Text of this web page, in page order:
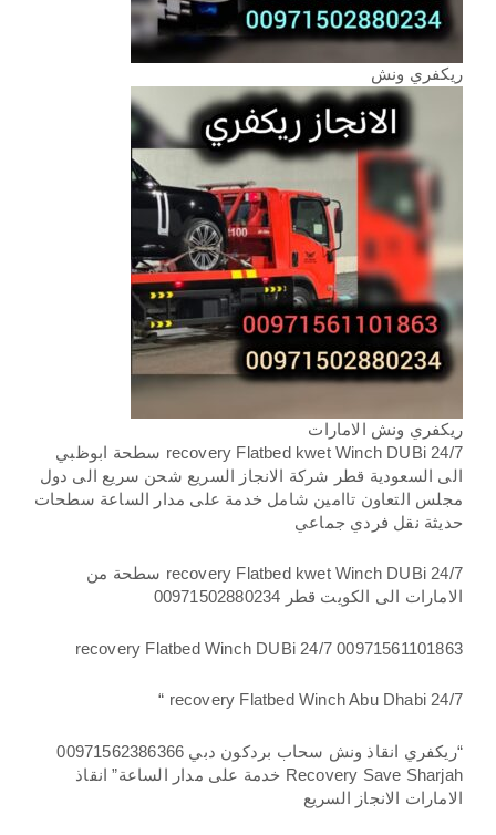
ريكفري ونش
ريكفري ونش الامارات
recovery Flatbed kwet Winch DUBi 24/7 سطحة ابوظبي
الى السعودية قطر شركة الانجاز السريع شحن سريع الى دول
مجلس التعاون تاامين شامل خدمة على مدار الساعة سطحات
حديثة نقل فردي جماعي
recovery Flatbed kwet Winch DUBi 24/7 سطحة من
الامارات الى الكويت قطر 00971502880234
recovery Flatbed Winch DUBi 24/7 00971561101863
recovery Flatbed Winch Abu Dhabi 24/7 “
“ريكفري انقاذ ونش سحاب بردكون دبي 00971562386366
Recovery Save Sharjah خدمة على مدار الساعة” انقاذ
الامارات الانجاز السريع